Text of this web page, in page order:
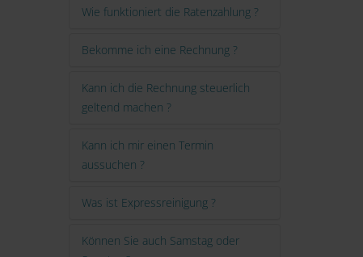
Wie funktioniert die Ratenzahlung ?
Bekomme ich eine Rechnung ?
Kann ich die Rechnung steuerlich
geltend machen ?
Kann ich mir einen Termin
aussuchen ?
Was ist Expressreinigung ?
Können Sie auch Samstag oder